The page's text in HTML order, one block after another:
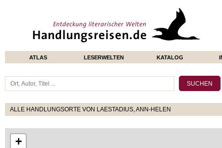
ATLAS LESERWELTEN KATALOG
ALLE HANDLUNGSORTE VON LAESTADIUS, ANN-HELEN
+